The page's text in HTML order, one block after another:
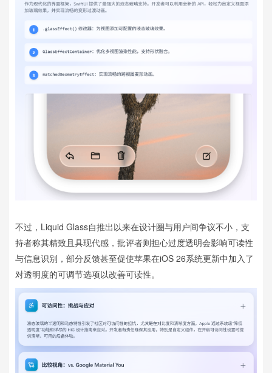
不过，Liquid Glass自推出以来在设计圈与用户间争议不小，支
持者称其精致且具现代感，批评者则担心过度透明会影响可读性
与信息识别，部分反馈甚至促使苹果在iOS 26系统更新中加入了
对透明度的可调节选项以改善可读性。